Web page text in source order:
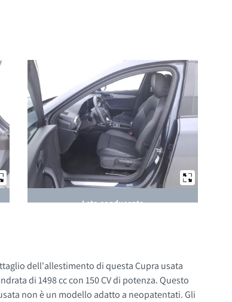
Lato conducente
dell'allestimento di questa Cupra usata
di 1498 cc con 150 CV di potenza. Questo
non è un modello adatto a neopatentati. Gli